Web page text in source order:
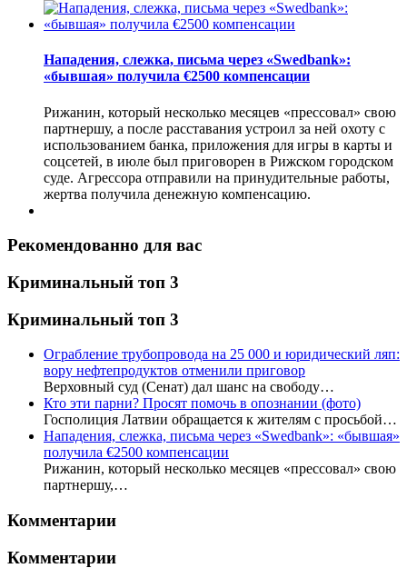
Нападения, слежка, письма через «Swedbank»:
«бывшая» получила €2500 компенсации
Рижанин, который несколько месяцев «прессовал» свою
партнершу, а после расставания устроил за ней охоту с
использованием банка, приложения для игры в карты и
соцсетей, в июле был приговорен в Рижском городском
суде. Агрессора отправили на принудительные работы,
жертва получила денежную компенсацию.
Рекомендованно для вас
Криминальный топ 3
Криминальный топ 3
Ограбление трубопровода на 25 000 и юридический ляп:
вору нефтепродуктов отменили приговор
Верховный суд (Сенат) дал шанс на свободу…
Кто эти парни? Просят помочь в опознании (фото)
Госполиция Латвии обращается к жителям с просьбой…
Нападения, слежка, письма через «Swedbank»: «бывшая»
получила €2500 компенсации
Рижанин, который несколько месяцев «прессовал» свою
партнершу,…
Комментарии
Комментарии